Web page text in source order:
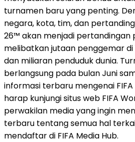
turnamen baru yang penting.
negara, kota, tim, dan
26™ akan menjadi pertandingan
melibatkan jutaan penggemar di
dan miliaran penduduk dunia.
berlangsung pada bulan Juni
informasi terbaru mengenai
harap kunjungi situs web FIFA
perwakilan media yang ingin
terbaru tentang semua hal
mendaftar di FIFA Media Hub.